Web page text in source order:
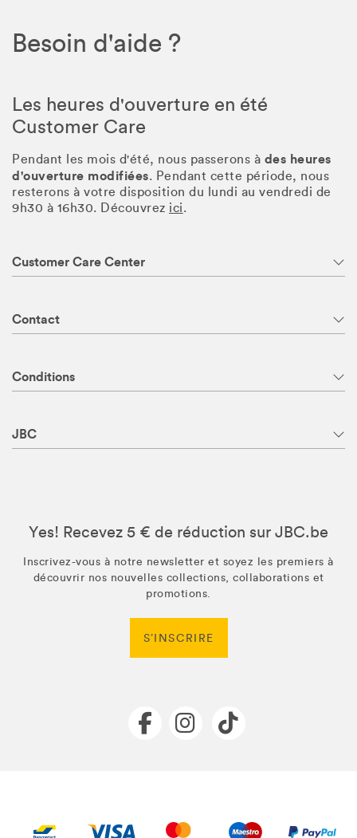
Besoin d'aide ?
Les heures d'ouverture en été
Customer Care
Pendant les mois d'été, nous passerons à des heures
d'ouverture modifiées. Pendant cette période, nous
resterons à votre disposition du lundi au vendredi de
9h30 à 16h30. Découvrez ici.
Customer Care Center
Contact
Conditions
JBC
Yes! Recevez 5 € de réduction sur JBC.be
Inscrivez-vous à notre newsletter et soyez les premiers à
découvrir nos nouvelles collections, collaborations et
promotions.
S’INSCRIRE